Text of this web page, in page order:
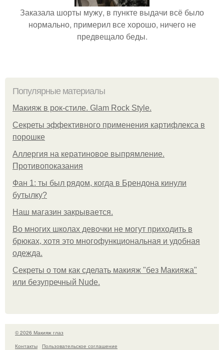
Заказала шорты мужу, в пункте выдачи всё было
нормально, примерил все хорошо, ничего не
предвещало беды.
Популярные материалы
Макияж в рок-стиле. Glam Rock Style.
Секреты эффективного применения картифлекса в
порошке
Аллергия на кератиновое выпрямление.
Противопоказания
Фан 1: ты был рядом, когда в Брендона кинули
бутылку?
Нaш магaзин зaкрывaeтся.
Во многих школах девочки не могут приходить в
брюках, хотя это многофункциональная и удобная
одежда.
Секреты о том как сделать макияж "без Макияжа"
или безупречный Nude.
© 2026 Макияж глаз
Контакты
Пользовательское соглашение